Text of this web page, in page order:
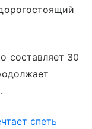
составляет 30
спеть